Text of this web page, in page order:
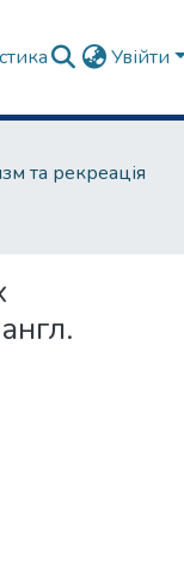
Увійти
та рекреація